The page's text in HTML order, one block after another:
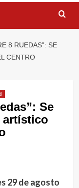
8 RUEDAS”: SE
CENTRO
Se
artístico
29 de agosto